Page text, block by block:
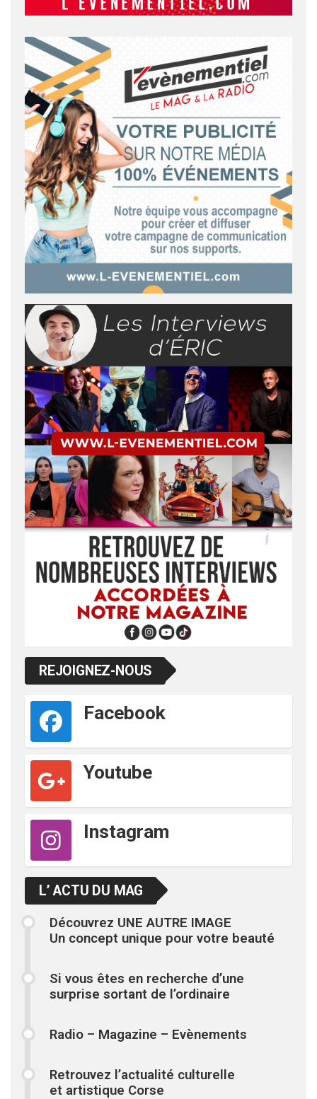
REJOIGNEZ-NOUS
Facebook
Youtube
Instagram
L’ ACTU DU MAG
Découvrez UNE AUTRE IMAGE
Un concept unique pour votre beauté
Si vous êtes en recherche d’une
surprise sortant de l’ordinaire
Radio – Magazine – Evènements
Retrouvez l’actualité culturelle
et artistique Corse